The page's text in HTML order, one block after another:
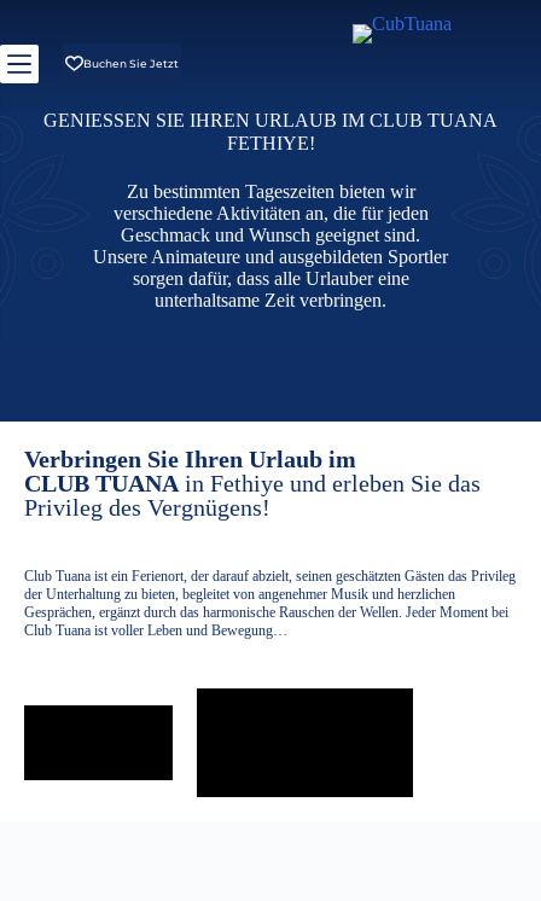
Buchen Sie Jetzt
GENIESSEN SIE IHREN URLAUB IM CLUB TUANA
FETHIYE!
Zu bestimmten Tageszeiten bieten wir
verschiedene Aktivitäten an, die für jeden
Geschmack und Wunsch geeignet sind.
Unsere Animateure und ausgebildeten Sportler
sorgen dafür, dass alle Urlauber eine
unterhaltsame Zeit verbringen.
Verbringen Sie Ihren Urlaub im
CLUB TUANA in Fethiye und erleben Sie das
Privileg des Vergnügens!
Club Tuana ist ein Ferienort, der darauf abzielt, seinen geschätzten Gästen das Privileg
der Unterhaltung zu bieten, begleitet von angenehmer Musik und herzlichen
Gesprächen, ergänzt durch das harmonische Rauschen der Wellen. Jeder Moment bei
Club Tuana ist voller Leben und Bewegung…